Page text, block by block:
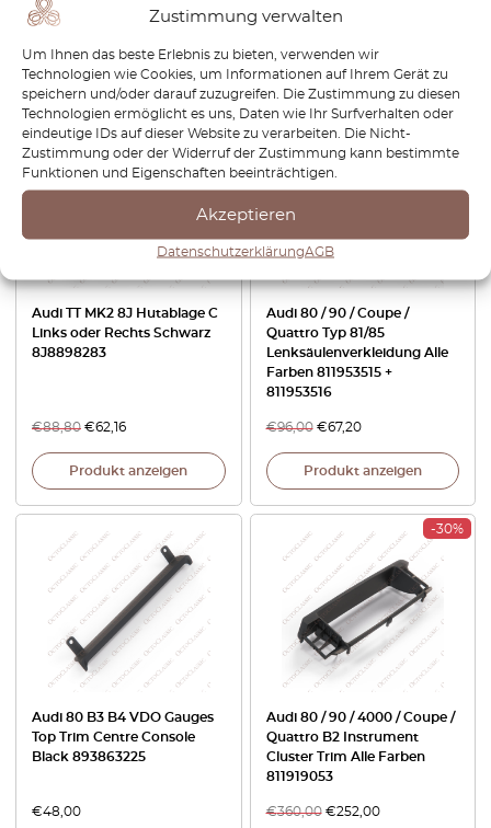
Zustimmung verwalten
Um Ihnen das beste Erlebnis zu bieten, verwenden wir
Technologien wie Cookies, um Informationen auf Ihrem Gerät zu
speichern und/oder darauf zuzugreifen. Die Zustimmung zu diesen
Technologien ermöglicht es uns, Daten wie Ihr Surfverhalten oder
eindeutige IDs auf dieser Website zu verarbeiten. Die Nicht-
Zustimmung oder der Widerruf der Zustimmung kann bestimmte
Funktionen und Eigenschaften beeinträchtigen.
Akzeptieren
DatenschutzerklärungAGB
€48,00 €48,00
Audi TT MK2 8J Hutablage C
Links oder Rechts Schwarz
8J8898283
€88,80 €62,16
Produkt anzeigen
Audi 80 / 90 / Coupe /
Quattro Typ 81/85
Lenksäulenverkleidung Alle
Farben 811953515 +
811953516
€96,00 €67,20
Produkt anzeigen
Audi 80 B3 B4 VDO Gauges
Top Trim Centre Console
Black 893863225
€48,00
-30%
Audi 80 / 90 / 4000 / Coupe /
Quattro B2 Instrument
Cluster Trim Alle Farben
811919053
€360,00 €252,00